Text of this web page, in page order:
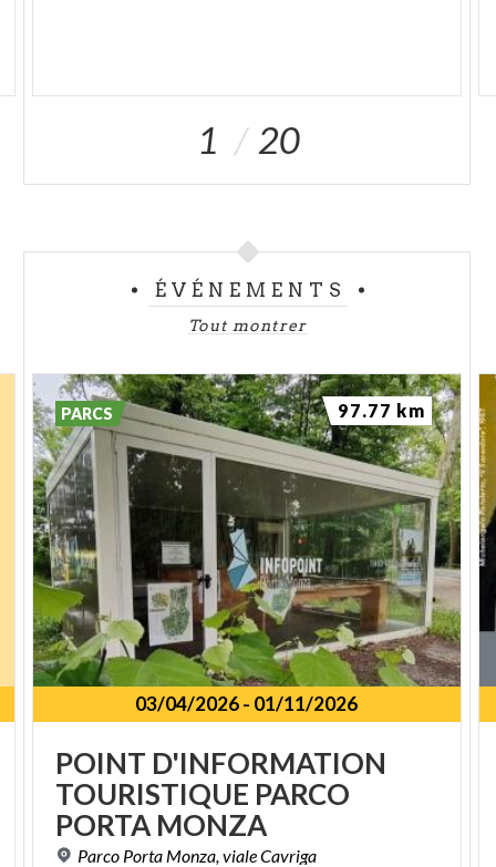
1 20
ÉVÉNEMENTS
Tout montrer
03/04/2026- 01/11/2026
POINT D'INFORMATION
TOURISTIQUE PARCO
PORTA MONZA
Parco Porta Monza, vialeCavriga
PARCS 97.77 km